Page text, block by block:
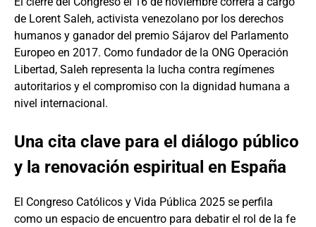
de Lorent Saleh, activista venezolano por los derechos
humanos y ganador del premio Sájarov del Parlamento
Europeo en 2017. Como fundador de la ONG Operación
Libertad, Saleh representa la lucha contra regímenes
autoritarios y el compromiso con la dignidad humana a
nivel internacional.
Una cita clave para el diálogo público
y la renovación espiritual en España
El Congreso Católicos y Vida Pública 2025 se perfila
como un espacio de encuentro para debatir el rol de la fe